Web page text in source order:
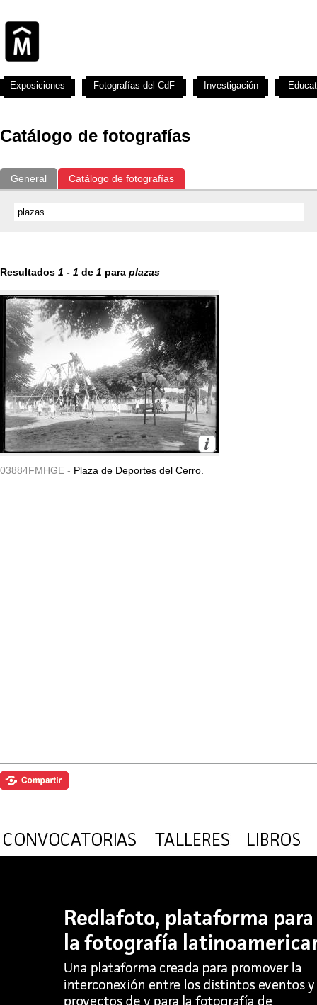
Catálogo de fotografías
General Catálogo de fotografías
Resultados 1 - 1 de 1 para plazas
03884FMHGE - Plaza de Deportes del Cerro.
Exposiciones Fotografías del CdF Investigación